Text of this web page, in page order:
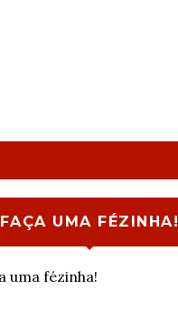
FAÇA UMA FÉZINHA!